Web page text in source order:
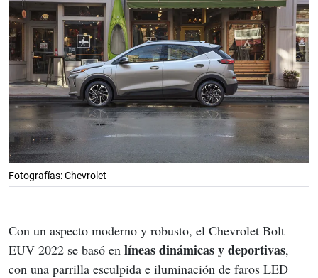
Fotografías: Chevrolet
Con un aspecto moderno y robusto, el Chevrolet Bolt
EUV 2022 se basó en líneas dinámicas y deportivas,
con una parrilla esculpida e iluminación de faros LED